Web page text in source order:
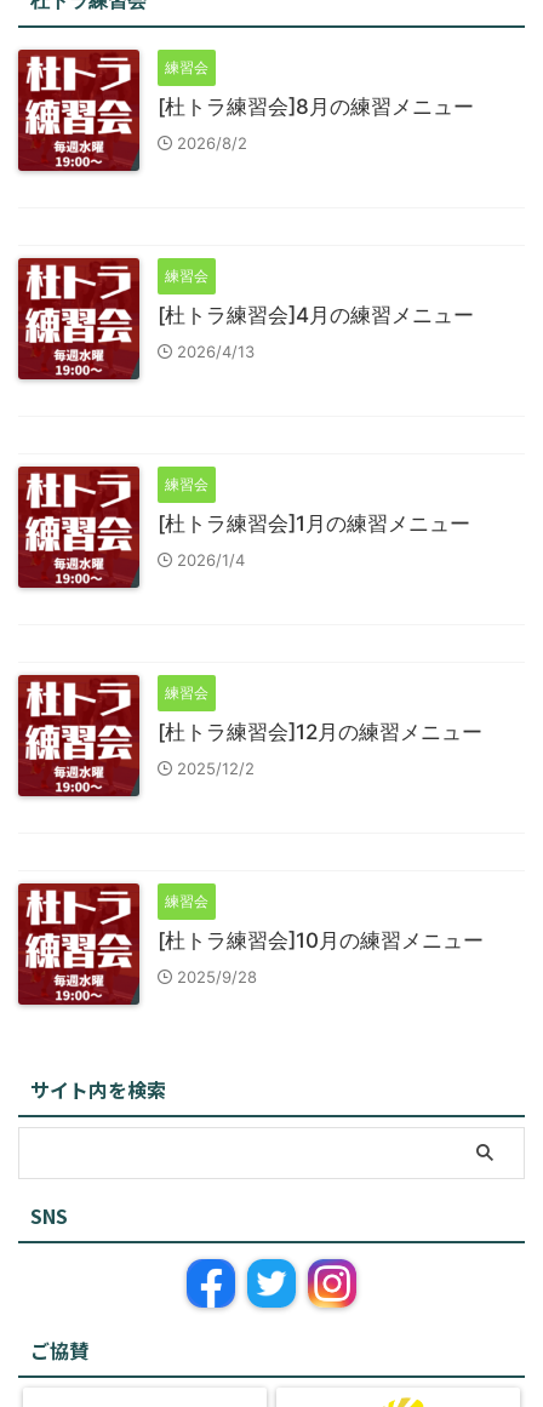
練習会
[杜トラ練習会]8月の練習メニュー
2026/8/2
練習会
[杜トラ練習会]4月の練習メニュー
2026/4/13
練習会
[杜トラ練習会]1月の練習メニュー
2026/1/4
練習会
[杜トラ練習会]12月の練習メニュー
2025/12/2
練習会
[杜トラ練習会]10月の練習メニュー
2025/9/28
サイト内を検索
SNS
ご協賛